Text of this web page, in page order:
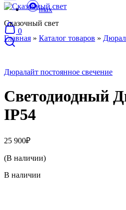
max
0
Сказочный свет
Главная » Каталог товаров »
Дюралайт постоянное свечение
Светодиодный
IP54
25 900₽
(В наличии)
В наличии